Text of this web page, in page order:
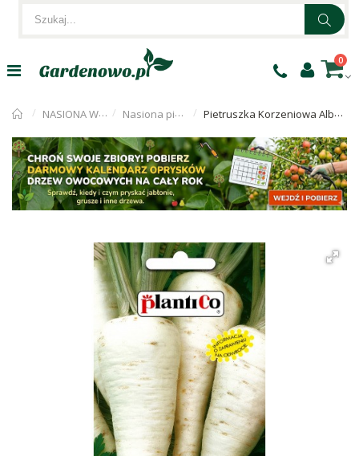
0
NASIONA WARZYW Nasiona pietruszki Pietruszka Korzeniowa Alba 5g PlantiCo